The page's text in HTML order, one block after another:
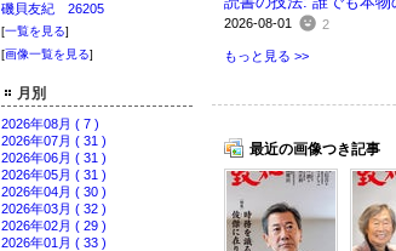
磯貝友紀 26205
[一覧を見る]
[画像一覧を見る]
月別
2026年08月 ( 7 )
2026年07月 ( 31 )
2026年06月 ( 31 )
2026年05月 ( 31 )
2026年04月 ( 30 )
2026年03月 ( 32 )
2026年02月 ( 29 )
2026年01月 ( 33 )
2026-08-01 2
もっと見る >>
最近の画像つき記事